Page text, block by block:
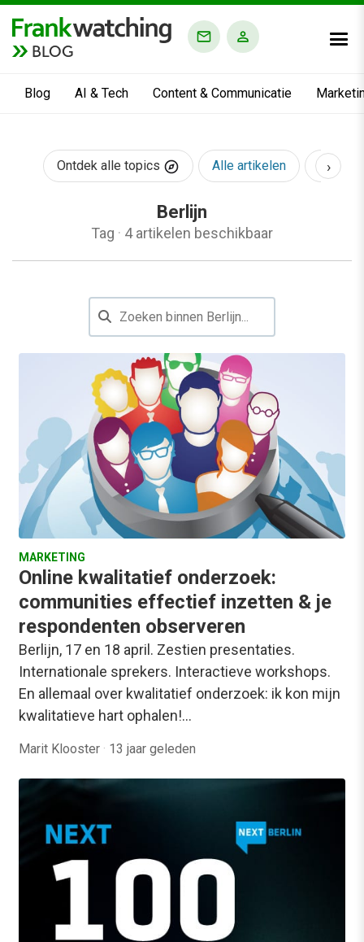
BLOG
Blog AI & Tech Content & Communicatie
Ontdek alle topics Alle artikelen AI &
›
Berlijn
Tag · 4 artikelen beschikbaar
MARKETING
Online kwalitatief onderzoek:
communities effectief inzetten & je
respondenten observeren
Berlijn, 17 en 18 april. Zestien presentaties.
Internationale sprekers. Interactieve workshops.
En allemaal over kwalitatief onderzoek: ik kon mijn
kwalitatieve hart ophalen!…
Marit Klooster · 13 jaar geleden